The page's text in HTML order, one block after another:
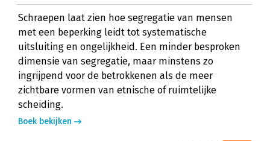
Schraepen laat zien hoe segregatie van mensen
met een beperking leidt tot systematische
uitsluiting en ongelijkheid. Een minder besproken
dimensie van segregatie, maar minstens zo
ingrijpend voor de betrokkenen als de meer
zichtbare vormen van etnische of ruimtelijke
scheiding.
Boek bekijken